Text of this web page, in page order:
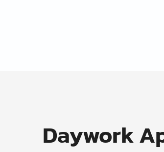
Daywork